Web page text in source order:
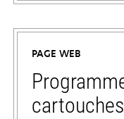
s’ouvre
dans
nouvel
onglet
PAGE WEB